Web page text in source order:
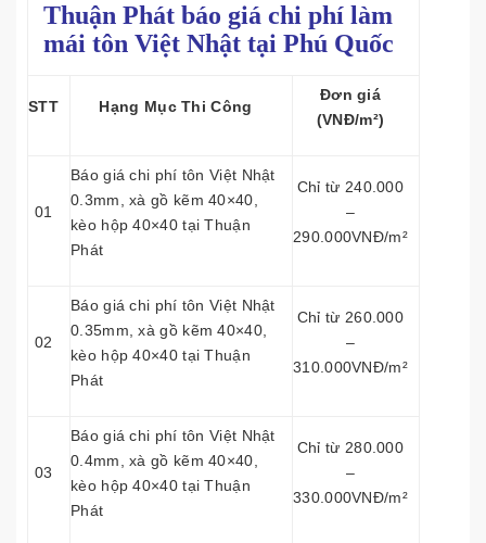
Thuận Phát báo giá chi phí làm
mái tôn Việt Nhật tại Phú Quốc
STT Hạng Mục Thi Công
Đơn giá
(VNĐ/m²)
01
Báo giá chi phí tôn Việt Nhật
0.3mm, xà gồ kẽm 40×40,
kèo hộp 40×40 tại Thuận
Phát
Chỉ từ 240.000
–
290.000VNĐ/m²
02
Báo giá chi phí tôn Việt Nhật
0.35mm, xà gồ kẽm 40×40,
kèo hộp 40×40 tại Thuận
Phát
Chỉ từ 260.000
–
310.000VNĐ/m²
03
Báo giá chi phí tôn Việt Nhật
0.4mm, xà gồ kẽm 40×40,
kèo hộp 40×40 tại Thuận
Phát
Chỉ từ 280.000
–
330.000VNĐ/m²